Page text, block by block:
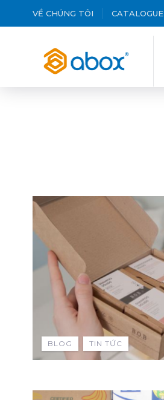
VỀ CHÚNG TÔI CATALOGUE
BLOG TIN TỨC